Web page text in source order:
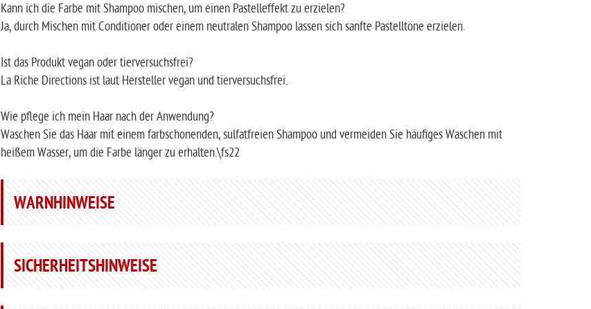
Kann ich die Farbe mit Shampoo mischen, um einen Pastelleffekt zu erzielen?
Ja, durch Mischen mit Conditioner oder einem neutralen Shampoo lassen sich sanfte Pastelltöne erzielen.
Ist das Produkt vegan oder tierversuchsfrei?
La Riche Directions ist laut Hersteller vegan und tierversuchsfrei.
Wie pflege ich mein Haar nach der Anwendung?
Waschen Sie das Haar mit einem farbschonenden, sulfatfreien Shampoo und vermeiden Sie häufiges Waschen mit
heißem Wasser, um die Farbe länger zu erhalten.\fs22
WARNHINWEISE
SICHERHEITSHINWEISE